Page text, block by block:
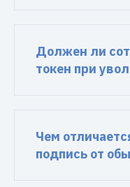
Должен ли
токен при
Чем
подпись от